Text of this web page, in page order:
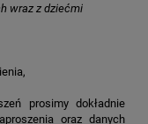
wraz z dziećmi
prosimy dokładnie
oraz danych